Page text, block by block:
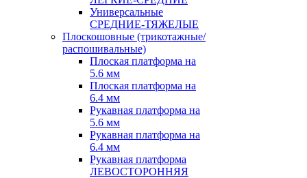
Универсальные
СРЕДНИЕ-ТЯЖЕЛЫЕ
Плоскошовные (трикотажные/
распошивальные)
Плоская платформа на
5.6 мм
Плоская платформа на
6.4 мм
Рукавная платформа на
5.6 мм
Рукавная платформа на
6.4 мм
Рукавная платформа
ЛЕВОСТОРОННЯЯ